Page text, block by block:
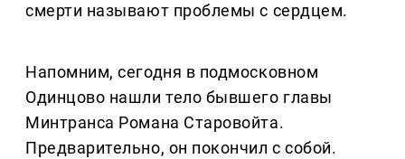
смерти называют проблемы с сердцем.
Напомним, сегодня в подмосковном
Одинцово нашли тело бывшего главы
Минтранса Романа Старовойта.
Предварительно, он покончил с собой.